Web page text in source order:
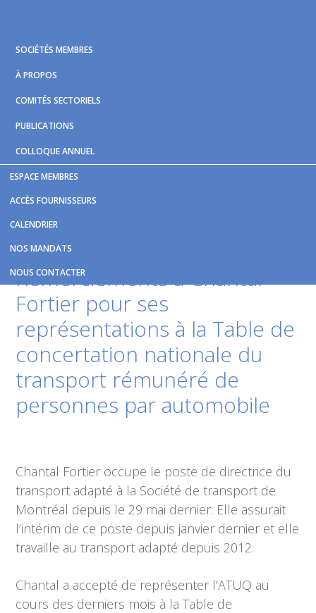
primary
navigation
main
content
footer
ESPACE MEMBRES
ACCÈS FOURNISSEURS
CALENDRIER
NOS MANDATS
NOUS CONTACTER
SOCIÉTÉS MEMBRES
À PROPOS
COMITÉS SECTORIELS
PUBLICATIONS
COLLOQUE ANNUEL
Vous êtes ici :Accueil
la Table de concertation nationale du transport rémunéré de
personnes par automobile
Remerciements à Chantal
Fortier pour ses
représentations à la Table de
concertation nationale du
transport rémunéré de
personnes par automobile
Chantal Fortier occupe le poste de directrice du
transport adapté à la Société de transport de
Montréal depuis le 29 mai dernier. Elle assurait
l’intérim de ce poste depuis janvier dernier et elle
travaille au transport adapté depuis 2012.
Chantal a accepté de représenter l’ATUQ au
cours des derniers mois à la Table de